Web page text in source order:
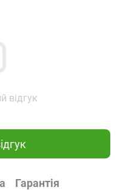
відгук
Гарантія